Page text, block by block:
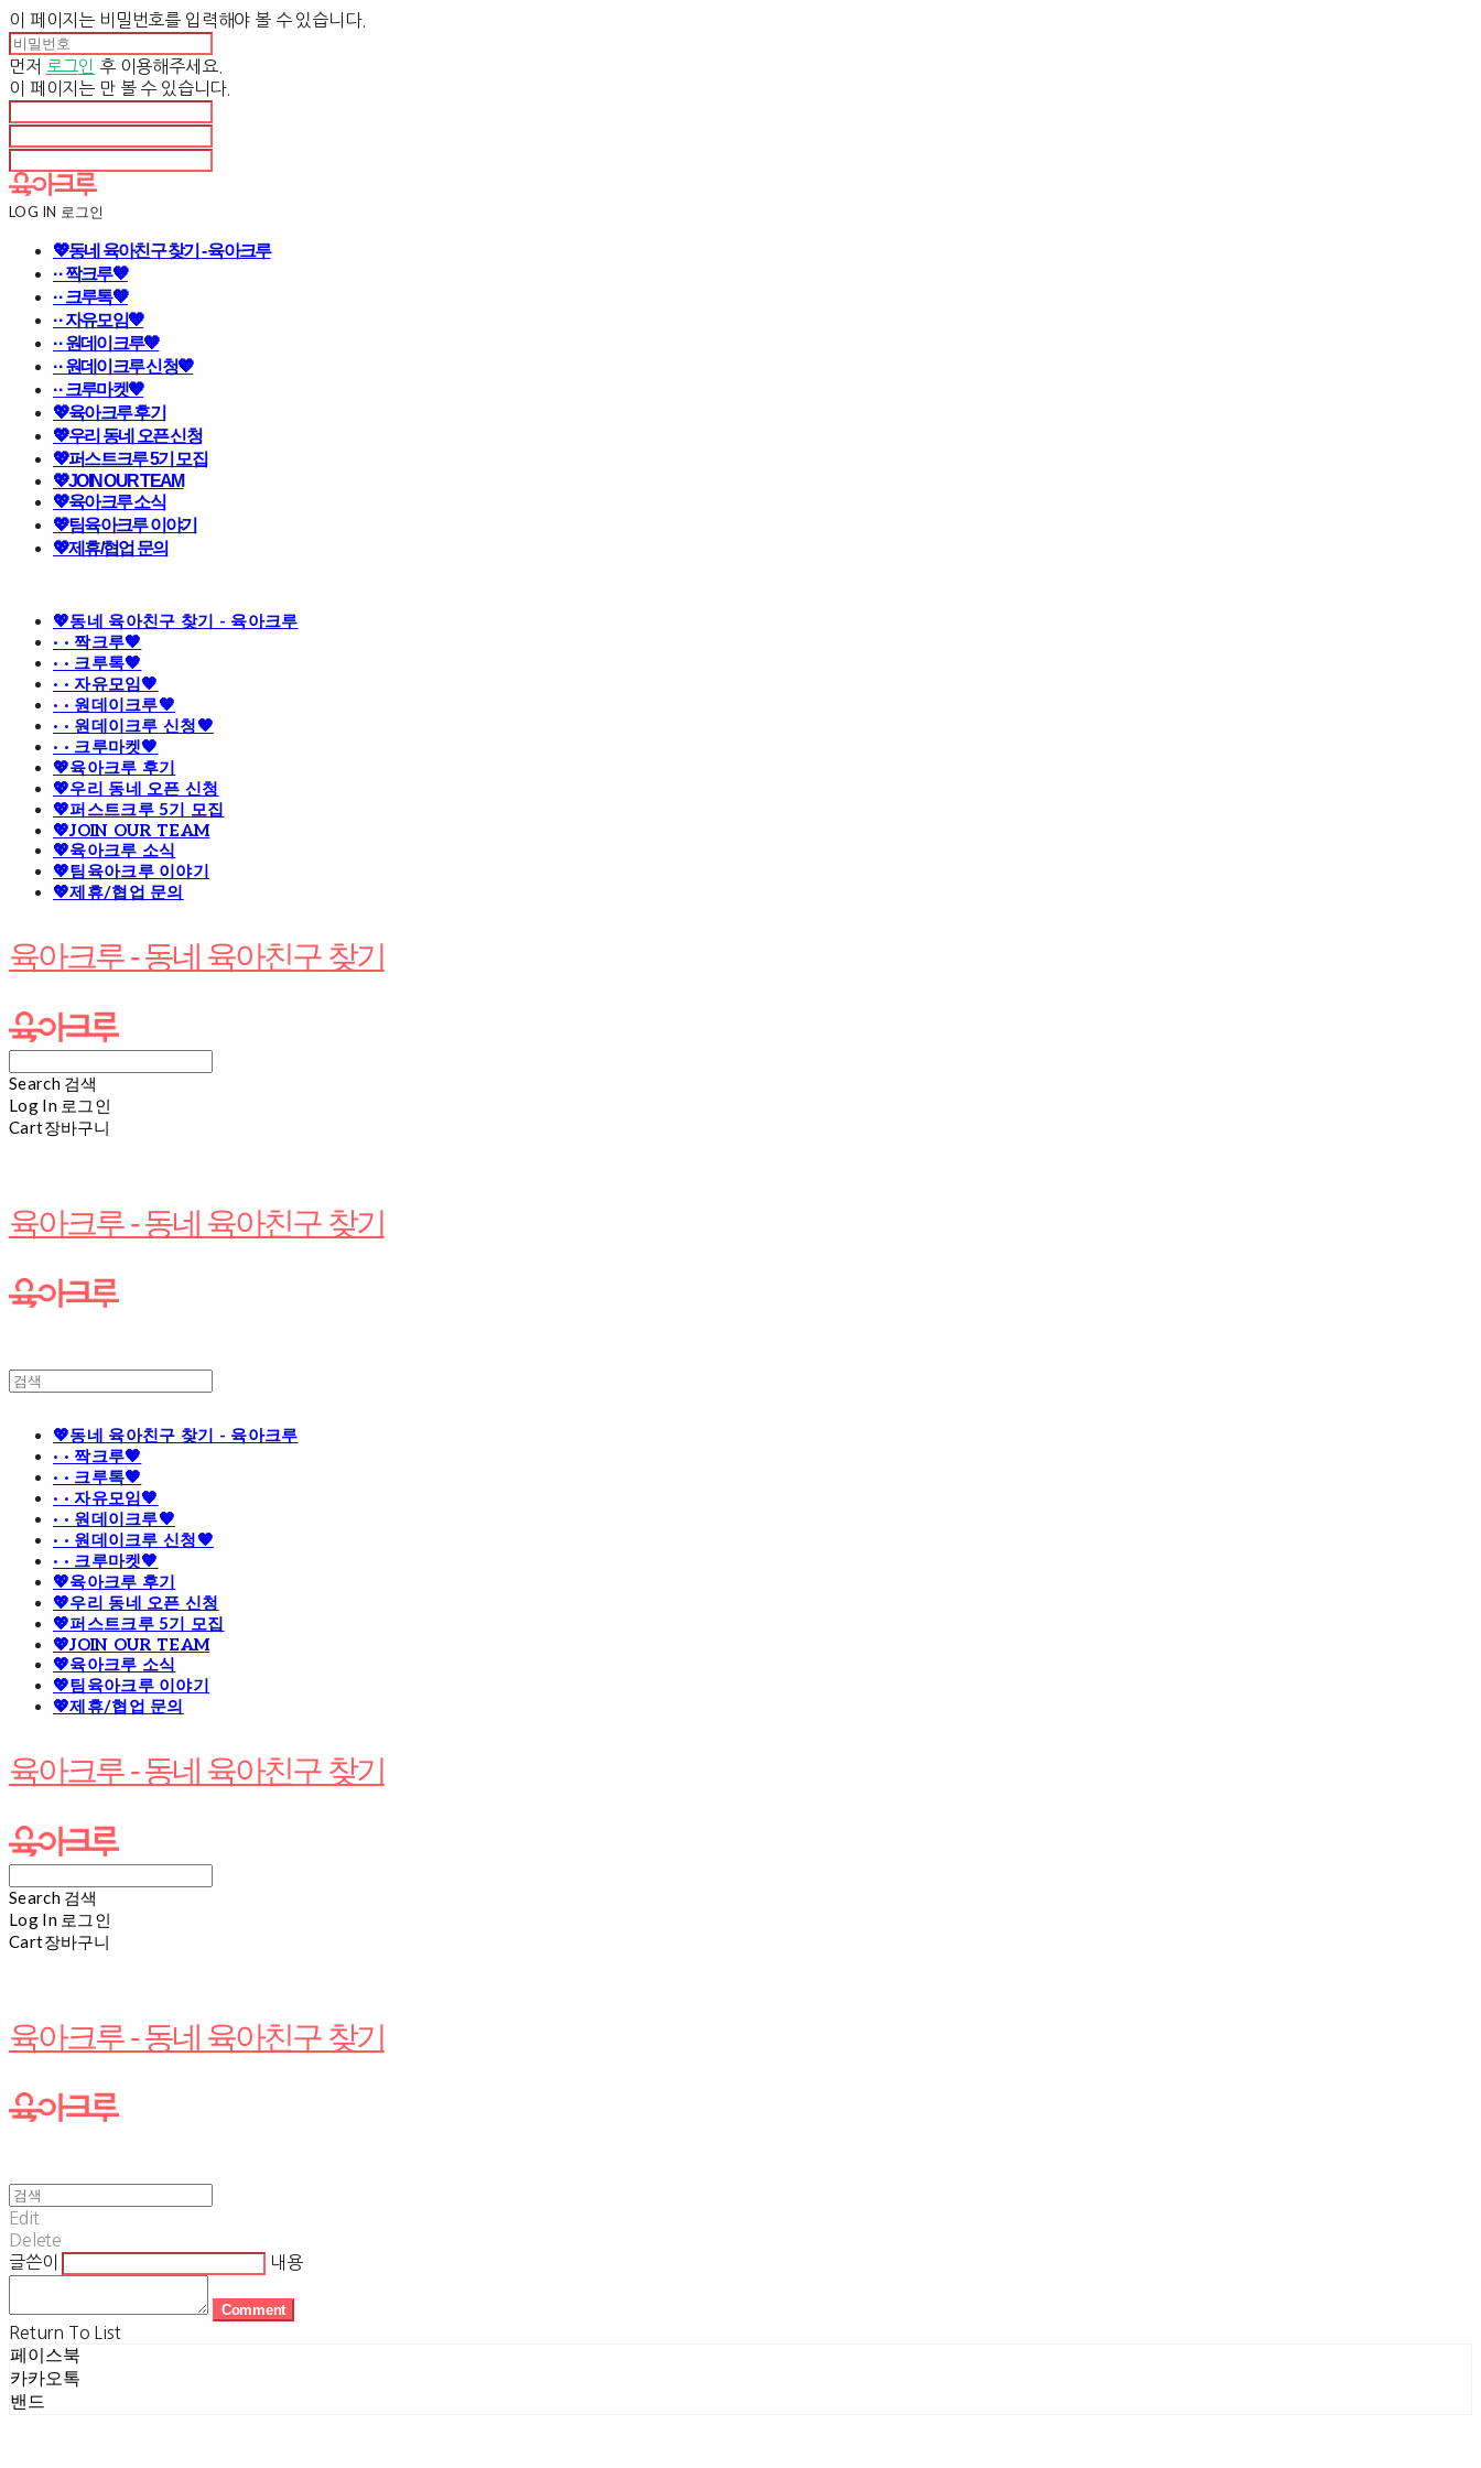
이 페이지는 비밀번호를 입력해야 볼 수 있습니다.
먼저 로그인 후 이용해주세요.
이 페이지는 만 볼 수 있습니다.
LOG IN 로그인
💖동네 육아친구 찾기 - 육아크루
· · 짝크루🧡
· · 크루톡🧡
· · 자유모임🧡
· · 원데이크루🧡
· · 원데이크루 신청🧡
· · 크루마켓🧡
💖육아크루 후기
💖우리 동네 오픈 신청
💖퍼스트크루 5기 모집
💖JOIN OUR TEAM
💖육아크루 소식
💖팀육아크루 이야기
💖제휴/협업 문의
💖동네 육아친구 찾기 - 육아크루
· · 짝크루🧡
· · 크루톡🧡
· · 자유모임🧡
· · 원데이크루🧡
· · 원데이크루 신청🧡
· · 크루마켓🧡
💖육아크루 후기
💖우리 동네 오픈 신청
💖퍼스트크루 5기 모집
💖JOIN OUR TEAM
💖육아크루 소식
💖팀육아크루 이야기
💖제휴/협업 문의
육아크루 - 동네 육아친구 찾기
Search 검색
Log In 로그인
Cart장바구니
육아크루 - 동네 육아친구 찾기
💖동네 육아친구 찾기 - 육아크루
· · 짝크루🧡
· · 크루톡🧡
· · 자유모임🧡
· · 원데이크루🧡
· · 원데이크루 신청🧡
· · 크루마켓🧡
💖육아크루 후기
💖우리 동네 오픈 신청
💖퍼스트크루 5기 모집
💖JOIN OUR TEAM
💖육아크루 소식
💖팀육아크루 이야기
💖제휴/협업 문의
육아크루 - 동네 육아친구 찾기
Search 검색
Log In 로그인
Cart장바구니
육아크루 - 동네 육아친구 찾기
Edit
Delete
글쓴이
내용
Comment
Return To List
페이스북
카카오톡
밴드